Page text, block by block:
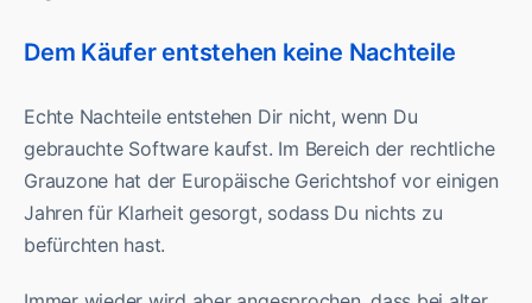
Dem Käufer entstehen keine Nachteile
Echte Nachteile entstehen Dir nicht, wenn Du
gebrauchte Software kaufst. Im Bereich der rechtliche
Grauzone hat der Europäische Gerichtshof vor einigen
Jahren für Klarheit gesorgt, sodass Du nichts zu
befürchten hast.